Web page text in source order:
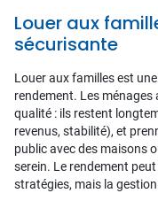
Louer aux
sécurisante
Louer aux familles est
rendement. Les
qualité : ils restent
revenus, stabilité), et
public avec des maisons
serein. Le rendement
stratégies, mais la